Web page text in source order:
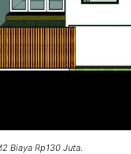
Biaya Rp130 Juta.